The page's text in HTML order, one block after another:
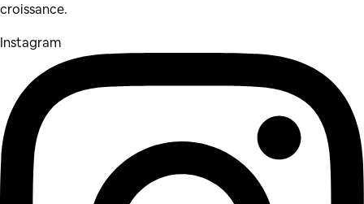
croissance.
Instagram